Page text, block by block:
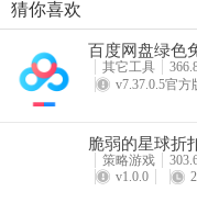
- 修复错误并优化游戏性能。
指尖像素城
详情
黑侠
详
猜你喜欢
百度网盘绿色
其它工具
v7.37.0.5官方
脆弱的星球折
策略游戏
v1.0.0